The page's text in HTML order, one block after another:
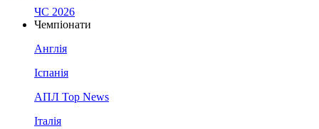
ЧС 2026
Чемпіонати
Англія
Іспанія
АПЛ Top News
Італія